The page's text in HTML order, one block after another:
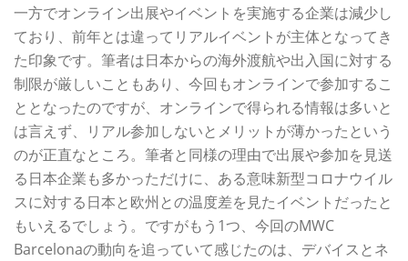
一方でオンライン出展やイベントを実施する企業は減少し
ており、前年とは違ってリアルイベントが主体となってき
た印象です。筆者は日本からの海外渡航や出入国に対する
制限が厳しいこともあり、今回もオンラインで参加するこ
ととなったのですが、オンラインで得られる情報は多いと
は言えず、リアル参加しないとメリットが薄かったという
のが正直なところ。筆者と同様の理由で出展や参加を見送
る日本企業も多かっただけに、ある意味新型コロナウイル
スに対する日本と欧州との温度差を見たイベントだったと
もいえるでしょう。ですがもう1つ、今回のMWC
Barcelonaの動向を追っていて感じたのは、デバイスとネ